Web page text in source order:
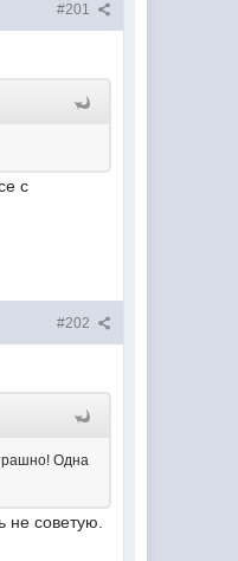
#201
с
#202
Одна
не советую.